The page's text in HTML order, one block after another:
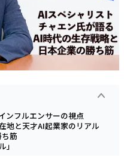
ンフルエンサーの視点
地と天才AI起業家のリアル
筋
」